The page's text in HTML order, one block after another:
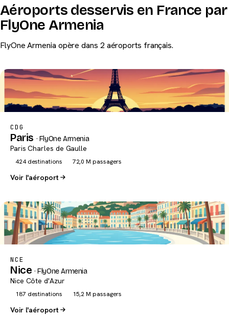
Aéroports desservis en France par
FlyOne Armenia
FlyOne Armenia opère dans 2 aéroports français.
CDG
Paris · FlyOne Armenia
Paris Charles de Gaulle
424 destinations 72,0 M passagers
Voir l'aéroport
NCE
Nice · FlyOne Armenia
Nice Côte d'Azur
187 destinations 15,2 M passagers
Voir l'aéroport